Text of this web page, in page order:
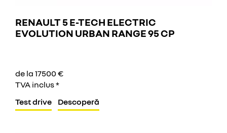
RENAULT 5 E-TECH ELECTRIC
EVOLUTION URBAN RANGE 95 CP
de la 17500 €
TVA inclus *
Test drive
Descoperă